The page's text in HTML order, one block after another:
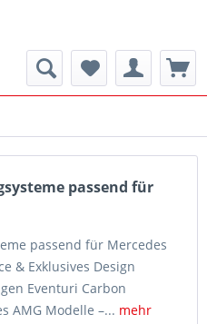
passend für
passend für Mercedes
& Exklusives Design
Eventuri Carbon
AMG Modelle –... mehr